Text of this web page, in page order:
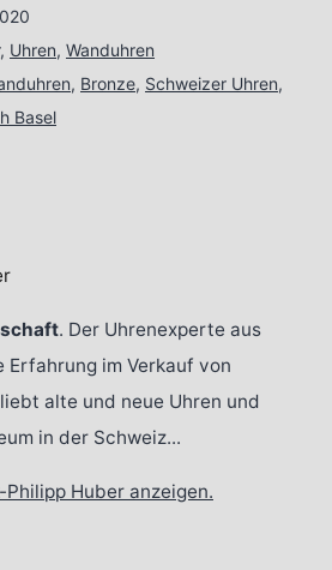
, Uhren, Wanduhren
, Bronze, Schweizer Uhren,
Basel
. Der Uhrenexperte aus
Erfahrung im Verkauf von
alte und neue Uhren und
in der Schweiz...
Huber anzeigen.